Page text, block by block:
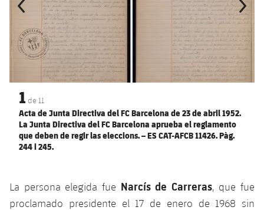
1 de 11
Acta de Junta Directiva del FC Barcelona de 23 de abril 1952.
La Junta Directiva del FC Barcelona aprueba el reglamento
que deben de regir las eleccions. – ES CAT-AFCB 11426. Pàg.
244 i 245.
La persona elegida fue Narcís de Carreras, que fue
proclamado presidente el 17 de enero de 1968 sin